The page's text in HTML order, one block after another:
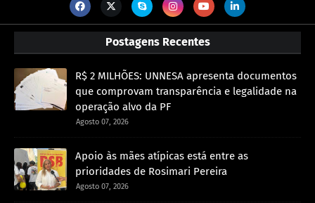
Postagens Recentes
R$ 2 MILHÕES: UNNESA apresenta documentos
que comprovam transparência e legalidade na
operação alvo da PF
Agosto 07, 2026
Apoio às mães atípicas está entre as
prioridades de Rosimari Pereira
Agosto 07, 2026